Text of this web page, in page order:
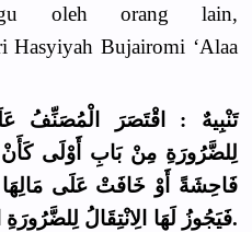
oleh orang lain,
Hasyiyah Bujairomi ‘Alaa
تَنْبِيهٌ : اقْتَصَرَ الْمُصَنِّفُ
لِلضَّرُورَةِ مِنْ بَابِ أَوْلَى
فَاحِشَةً أَوْ خَافَتْ عَلَى
.فَيَجُوزُ لَهَا الِانْتِقَالُ